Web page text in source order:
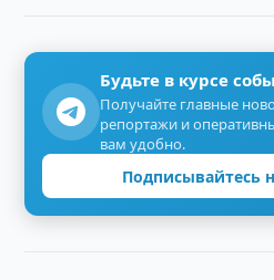
Будьте в курсе
Получайте главные
репортажи и
вам удобно.
Подписывайтесь